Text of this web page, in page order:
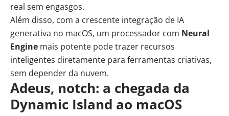
real sem engasgos.
Além disso, com a crescente integração de IA
generativa no macOS, um processador com Neural
Engine mais potente pode trazer recursos
inteligentes diretamente para ferramentas criativas,
sem depender da nuvem.
Adeus, notch: a chegada da
Dynamic Island ao macOS